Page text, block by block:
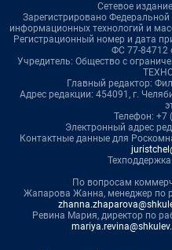
Сетевое
Зарегистрировано
информационных технологий и
Регистрационный номер и дата
ФС 77-84712
Учредитель: Общество с
Главный редактор:
Адрес редакции: 454091, г.
Телефон: +7
Электронный адрес
Контактные данные для
Техподдержка:
По вопросам
Жапарова Жанна, менеджер по
Ревина Мария, директор по